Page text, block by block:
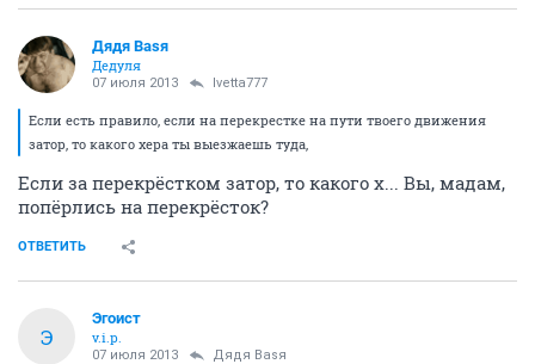
Дядя Ваsя
Дедуля
07 июля 2013 Ivetta777
Если есть правило, если на перекрестке на пути твоего движения
затор, то какого хера ты выезжаешь туда,
Если за перекрёстком затор, то какого х... Вы, мадам,
попёрлись на перекрёсток?
ОТВЕТИТЬ
Э
Эгоист
v.i.p.
07 июля 2013 Дядя Ваsя